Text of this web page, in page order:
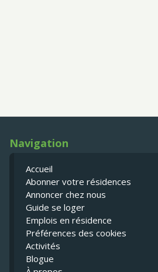
Navigation
Accueil
Abonner votre résidences
Annoncer chez nous
Guide se loger
Emplois en résidence
Préférences des cookies
Activités
Blogue